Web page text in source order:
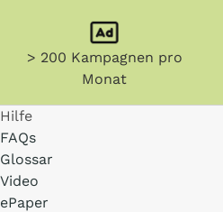
> 200 Kampagnen pro
Monat
Hilfe
FAQs
Glossar
Video
ePaper